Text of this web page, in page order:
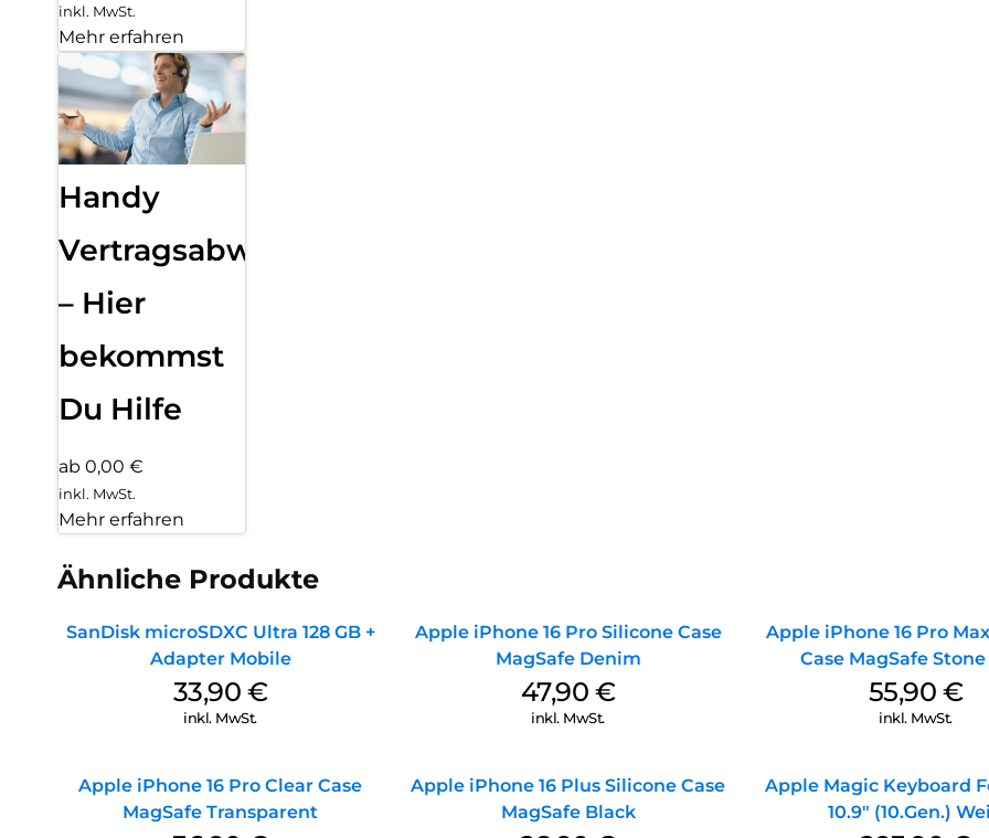
inkl. MwSt.
Mehr erfahren
Handy
Vertragsabwicklung
– Hier
bekommst
Du Hilfe
ab 0,00 €
inkl. MwSt.
Mehr erfahren
Ähnliche Produkte
SanDisk microSDXC Ultra 128 GB +
Adapter Mobile
33,90 €
inkl. MwSt.
Apple iPhone 16 Pro Silicone Case
MagSafe Denim
47,90 €
inkl. MwSt.
Apple iPhone 16 Pro
Case MagSafe Stone
55,90 €
inkl. MwSt.
Apple iPhone 16 Pro Clear Case
MagSafe Transparent
Apple iPhone 16 Plus Silicone Case
MagSafe Black
Apple Magic Keyboard
10.9″ (10.Gen.)